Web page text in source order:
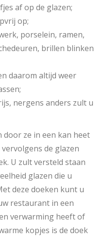
af op de glazen;
op;
porselein, ramen,
brillen blinken
daarom altijd weer
nergens anders zult u
door ze in een kan heet
de glazen
U zult versteld staan
glazen die u
deze doeken kunt u
restaurant in een
verwarming heeft of
kopjes is de doek